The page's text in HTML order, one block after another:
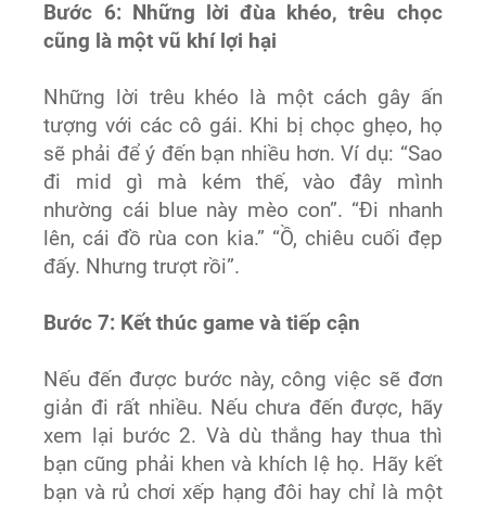
Bước 6: Những lời đùa khéo, trêu chọc
cũng là một vũ khí lợi hại
Những lời trêu khéo là một cách gây ấn
tượng với các cô gái. Khi bị chọc ghẹo, họ
sẽ phải để ý đến bạn nhiều hơn. Ví dụ: “Sao
đi mid gì mà kém thế, vào đây mình
nhường cái blue này mèo con”. “Đi nhanh
lên, cái đồ rùa con kia.” “Ồ, chiêu cuối đẹp
đấy. Nhưng trượt rồi”.
Bước 7: Kết thúc game và tiếp cận
Nếu đến được bước này, công việc sẽ đơn
giản đi rất nhiều. Nếu chưa đến được, hãy
xem lại bước 2. Và dù thắng hay thua thì
bạn cũng phải khen và khích lệ họ. Hãy kết
bạn và rủ chơi xếp hạng đôi hay chỉ là một